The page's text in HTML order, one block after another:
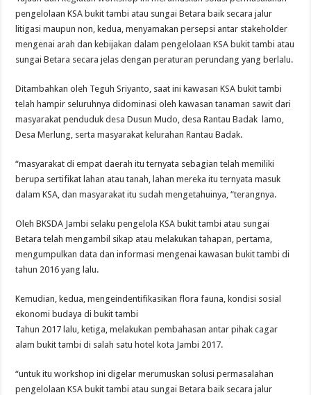
pengelolaan KSA bukit tambi atau sungai Betara baik secara jalur
litigasi maupun non, kedua, menyamakan persepsi antar stakeholder
mengenai arah dan kebijakan dalam pengelolaan KSA bukit tambi atau
sungai Betara secara jelas dengan peraturan perundang yang berlalu.
Ditambahkan oleh Teguh Sriyanto, saat ini kawasan KSA bukit tambi
telah hampir seluruhnya didominasi oleh kawasan tanaman sawit dari
masyarakat penduduk desa Dusun Mudo, desa Rantau Badak lamo,
Desa Merlung, serta masyarakat kelurahan Rantau Badak.
“masyarakat di empat daerah itu ternyata sebagian telah memiliki
berupa sertifikat lahan atau tanah, lahan mereka itu ternyata masuk
dalam KSA, dan masyarakat itu sudah mengetahuinya, “terangnya.
Oleh BKSDA Jambi selaku pengelola KSA bukit tambi atau sungai
Betara telah mengambil sikap atau melakukan tahapan, pertama,
mengumpulkan data dan informasi mengenai kawasan bukit tambi di
tahun 2016 yang lalu.
Kemudian, kedua, mengeindentifikasikan flora fauna, kondisi sosial
ekonomi budaya di bukit tambi
Tahun 2017 lalu, ketiga, melakukan pembahasan antar pihak cagar
alam bukit tambi di salah satu hotel kota Jambi 2017.
“untuk itu workshop ini digelar merumuskan solusi permasalahan
pengelolaan KSA bukit tambi atau sungai Betara baik secara jalur